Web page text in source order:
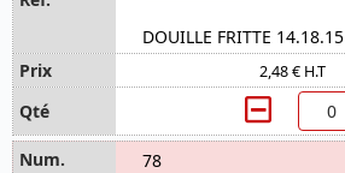
DOUILLE FRITTE 14.18.15
2,48 € H.T
78